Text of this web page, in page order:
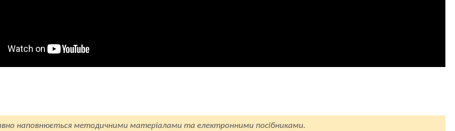
наповнюється методичними матеріалами та електронними посібниками.